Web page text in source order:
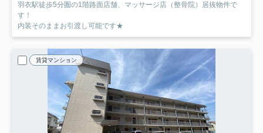
羽衣駅徒歩5分圏の1階路面店舗、マッサージ店（整骨院）居抜物件で
す！
内装そのままお引渡し可能です★
賃貸マンション